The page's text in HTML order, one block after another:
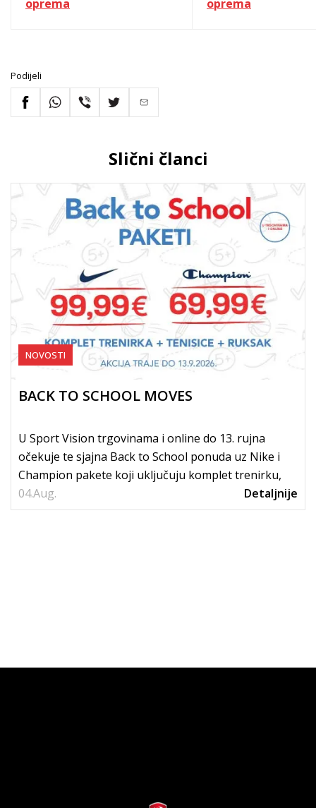
oprema oprema
Podijeli
Slični članci
04.Aug.
NOVOSTI
BACK TO SCHOOL MOVES
U Sport Vision trgovinama i online do 13. rujna
očekuje te sjajna Back to School ponuda uz Nike i
Champion pakete koji uključuju komplet trenirku,
tenisice i...
Detaljnije